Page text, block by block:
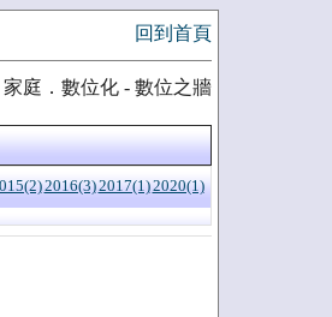
回到首頁
庭．數位化 - 數位之牆
2016(3)2017(1)2020(1)